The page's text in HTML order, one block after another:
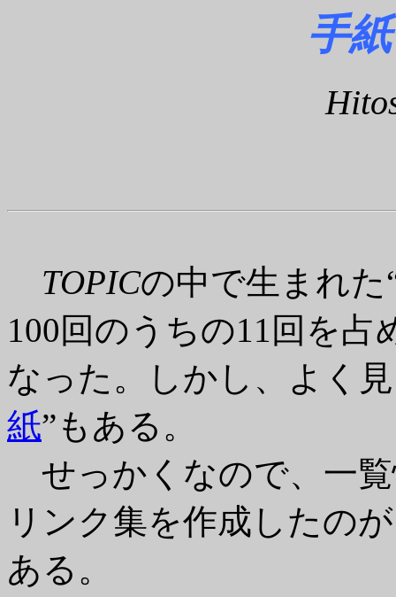
手
TOPICの中で生まれた
100回のうちの11回を
なった。しかし、よく
紙”もある。
せっかくなので、一覧
リンク集を作成したの
ある。